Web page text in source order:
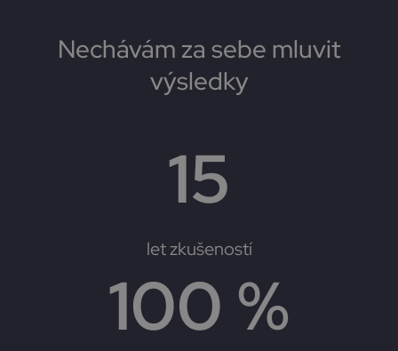
Nechávám za sebe mluvit
výsledky
15
let zkušeností
100 %